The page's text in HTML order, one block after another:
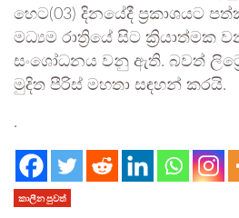
හෙට(03) දිනයේදී ප්‍රකාශයට
මධ්‍යම රාත්‍රියේ සිට ක්‍රියාත්මක
සංශෝධනය වනු ඇති. බවත්
මුදිත පීරිස් මහතා සඳහන් කරයි.
.
කාලීන පුවත්